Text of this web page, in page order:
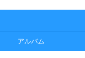
アルバム